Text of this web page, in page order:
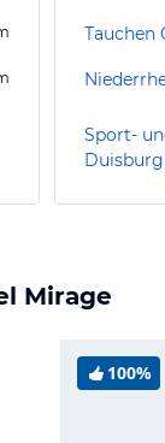
Tauchen
Sport-
Duisburg
Mirage
100%